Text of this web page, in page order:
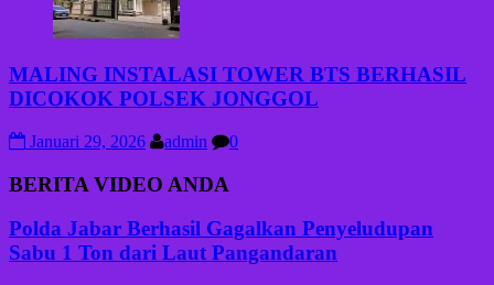
MALING INSTALASI TOWER BTS BERHASIL
DICOKOK POLSEK JONGGOL
Januari 29, 2026 admin 0
BERITA VIDEO ANDA
Polda Jabar Berhasil Gagalkan Penyeludupan
Sabu 1 Ton dari Laut Pangandaran